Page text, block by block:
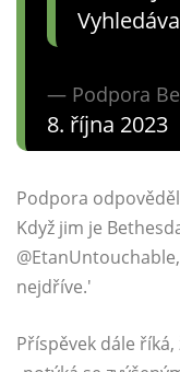
— Podpora
8. října 2023
Podpora
Když jim je
nejdříve.'
Příspěvek dále